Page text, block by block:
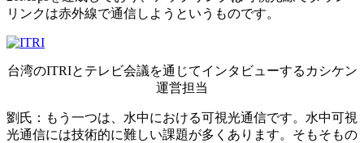
リンクは赤外線で通信しようというものです。
台湾のITRIとテレビ会議を通じてインタビューするカシケン
運営担当
劉氏：もう一つは、水中における可視光通信です。水中可視
光通信には技術的に難しい課題が多くあります。そもそもの